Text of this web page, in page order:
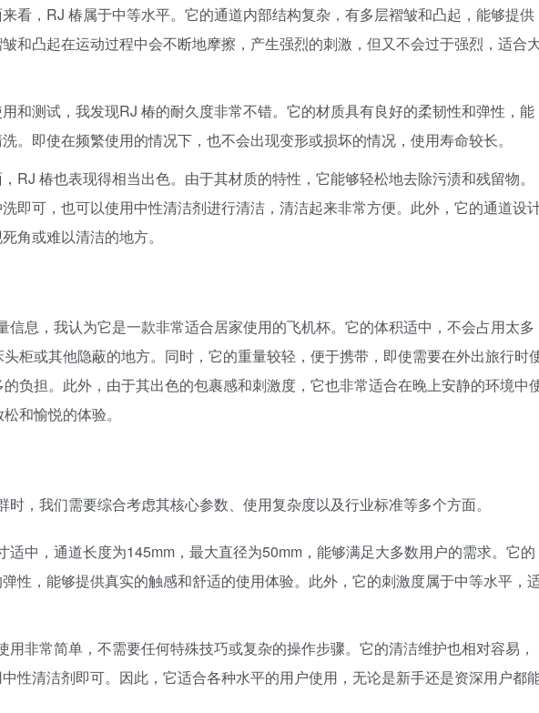
来看，RJ 椿属于中等水平。它的通道内部结构复杂，有多层褶皱和凸起，能够提供
和凸起在运动过程中会不断地摩擦，产生强烈的刺激，但又不会过于强烈，适合
用和测试，我发现RJ 椿的耐久度非常不错。它的材质具有良好的柔韧性和弹性，能
。即使在频繁使用的情况下，也不会出现变形或损坏的情况，使用寿命较长。
，RJ 椿也表现得相当出色。由于其材质的特性，它能够轻松地去除污渍和残留物。
即可，也可以使用中性清洁剂进行清洁，清洁起来非常方便。此外，它的通道设
角或难以清洁的地方。
信息，我认为它是一款非常适合居家使用的飞机杯。它的体积适中，不会占用太多
柜或其他隐蔽的地方。同时，它的重量较轻，便于携带，即使需要在外出旅行时
负担。此外，由于其出色的包裹感和刺激度，它也非常适合在晚上安静的环境中
和愉悦的体验。
时，我们需要综合考虑其核心参数、使用复杂度以及行业标准等多个方面。
适中，通道长度为145mm，最大直径为50mm，能够满足大多数用户的需求。它的
性，能够提供真实的触感和舒适的使用体验。此外，它的刺激度属于中等水平，
用非常简单，不需要任何特殊技巧或复杂的操作步骤。它的清洁维护也相对容易，
性清洁剂即可。因此，它适合各种水平的用户使用，无论是新手还是资深用户都